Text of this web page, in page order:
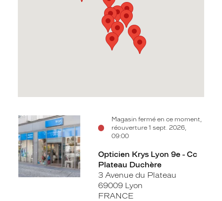
Magasin fermé en ce moment,
réouverture 1 sept. 2026,
09:00
Voir
la
fiche
Opticien Krys Lyon 9e - Cc
Plateau Duchère
3 Avenue du Plateau
69009 Lyon
FRANCE
Voir
la
fiche
Voir
la
fiche
Voir
la
fiche
Voir
la
fiche
Voir
la
fiche
Voir
la
fiche
Voir
la
fiche
Voir
la
fiche
Voir
la
fiche
Voir
la
fiche